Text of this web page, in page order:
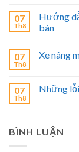
07
Th8
Hướng
bàn
07
Th8
Xe nâng
07
Th8
Những
BÌNH LUẬN